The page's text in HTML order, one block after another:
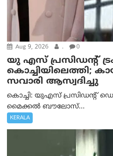
Aug 9, 2026 . 0
യു എസ് പ്രസിഡന്റ്
കൊച്ചിയിലെത്തി;
സവാരി ആസ്വദിച്ചു
കൊച്ചി: യുഎസ് പ്രസിഡന്റ്
മൈക്കൽ ബൗലോസ്...
KERALA